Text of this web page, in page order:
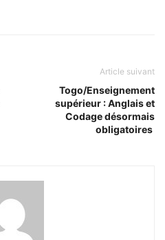
Article suivant
Togo/Enseignement
supérieur : Anglais et
Codage désormais
obligatoires